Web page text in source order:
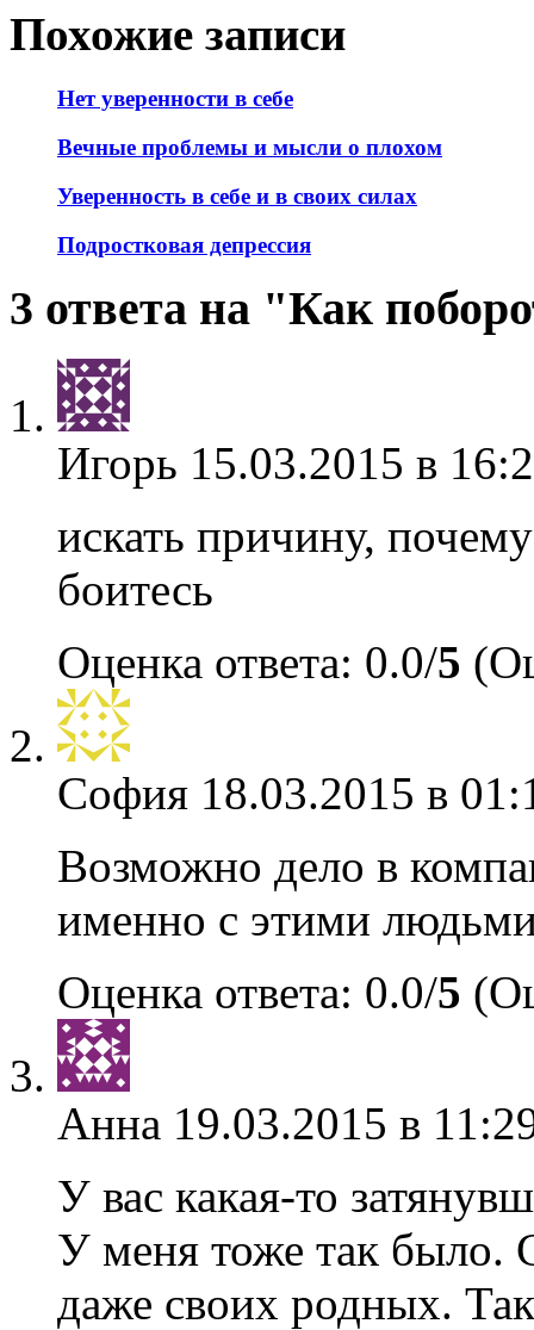
Похожие записи
Нет уверенности в себе
Вечные проблемы и мысли о плохом
Уверенность в себе и в своих силах
Подростковая депрессия
3 ответа на "Как
Игорь 15.03.2015 в
искать причину,
боитесь
Оценка ответа: 0.0/5
София 18.03.2015 в
Возможно дело в
именно с этими
Оценка ответа: 0.0/5
Анна 19.03.2015 в
У вас какая-то
У меня тоже так было.
даже своих родных.